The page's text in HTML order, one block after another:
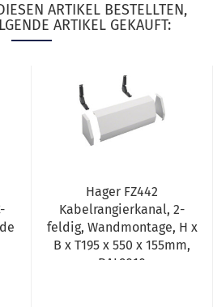
ARTIKEL BESTELLTEN,
ARTIKEL GEKAUFT:
Hager FZ442
Kabelrangierkanal, 2-
feldig, Wandmontage, H x
B x T195 x 550 x 155mm,
RAL9010